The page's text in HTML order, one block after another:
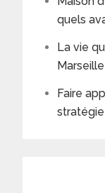
quels
La vie
Faire